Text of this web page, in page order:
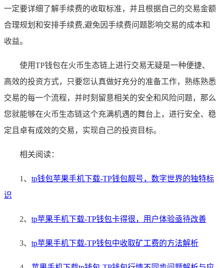
一定要详细了解手续费的收取标准，并且根据自己的交易金额
合理规划和安排手续费,避免因手续费问题影响交易的成本和
收益。
使用TP钱包在火币生态链上进行交易无疑是一种便捷、
高效的投资方式，只要您认真做好充分的准备工作，熟练熟悉
交易的每一个流程，并时刻留意相关的安全和风险问题，那么
您就能够在火币生态链这个充满机遇的舞台上，进行安全、稳
定且卓有成效的交易，实现自己的投资目标。
相关阅读：
1、 tp钱包苹果手机下载-TP钱包靓号，数字世界的独特标
识
2、 tp苹果手机下载-TP钱包卡得很，用户体验亟待改善
3、 tp苹果手机下载-TP钱包中收取矿工费的方法解析